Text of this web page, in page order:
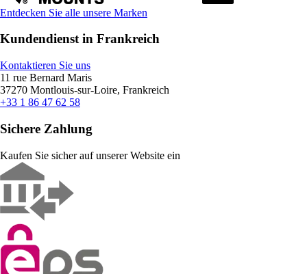
Entdecken Sie alle unsere Marken
Kundendienst in Frankreich
Kontaktieren Sie uns
11 rue Bernard Maris
37270 Montlouis-sur-Loire, Frankreich
+33 1 86 47 62 58
Sichere Zahlung
Kaufen Sie sicher auf unserer Website ein